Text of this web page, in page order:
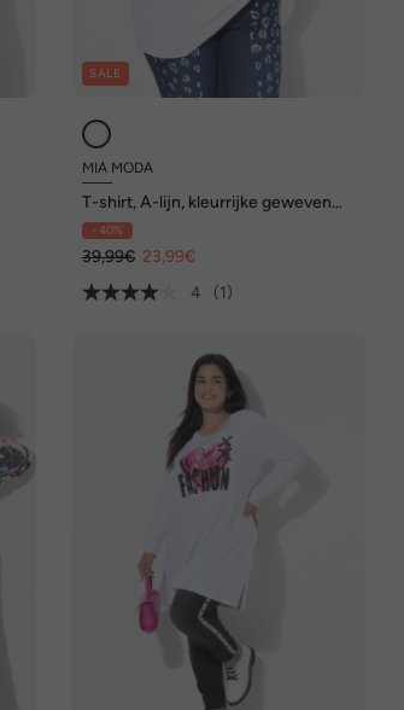
SALE
MIA MODA
T-shirt, A-lijn, kleurrijke geweven
korte mouwen, opschrift
- 40%
39,99€ 23,99€
4
(1)